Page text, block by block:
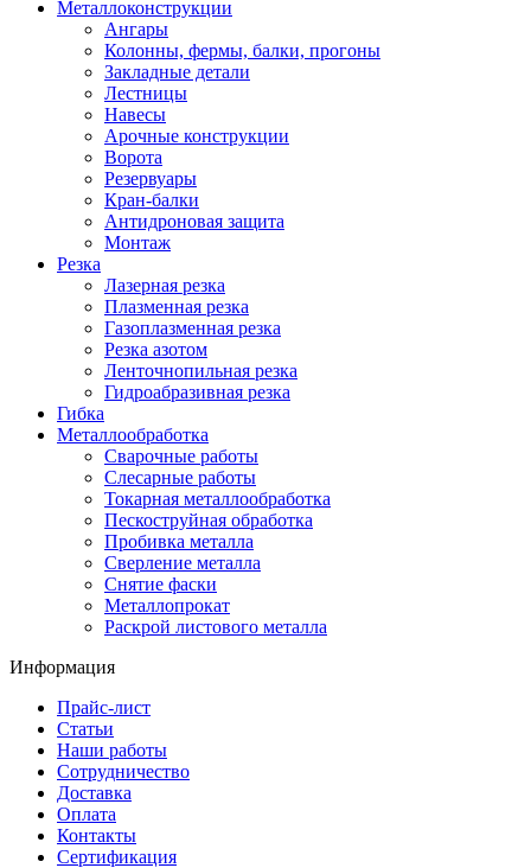
Металлоконструкции
Ангары
Колонны, фермы, балки, прогоны
Закладные детали
Лестницы
Навесы
Арочные конструкции
Ворота
Резервуары
Кран-балки
Антидроновая защита
Монтаж
Резка
Лазерная резка
Плазменная резка
Газоплазменная резка
Резка азотом
Ленточнопильная резка
Гидроабразивная резка
Гибка
Металлообработка
Сварочные работы
Слесарные работы
Токарная металлообработка
Пескоструйная обработка
Пробивка металла
Сверление металла
Снятие фаски
Металлопрокат
Раскрой листового металла
Информация
Прайс-лист
Статьи
Наши работы
Сотрудничество
Доставка
Оплата
Контакты
Сертификация